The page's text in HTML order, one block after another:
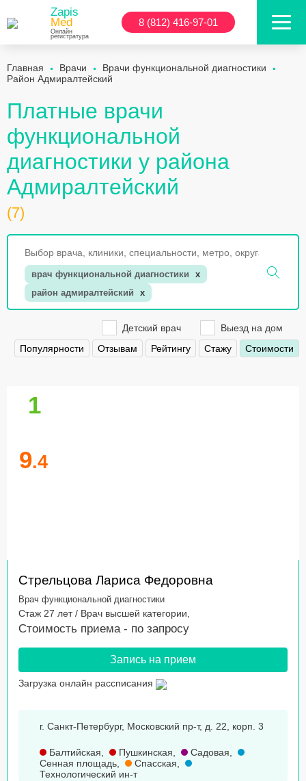
Zapis
Med
Онлайн
регистратура
8 (812) 416-97-01
Главная Врачи
Врачи функциональной диагностики
Район Адмиралтейский
Платные врачи
функциональной
диагностики у района
Адмиралтейский
(7)
врач функциональной диагностики
x
район адмиралтейский
x
Детский врач
Выезд на дом
Популярности
Отзывам Рейтингу Стажу Стоимости
1
9.4
Стрельцова Лариса Федоровна
Врач функциональной диагностики
Стаж 27 лет / Врач высшей категории,
Стоимость приема - по запросу
Запись на прием
Загрузка онлайн рассписания
г. Санкт-Петербург, Московский пр-т, д. 22, корп. 3
Балтийская, Пушкинская, Садовая,
Сенная площадь, Спасская,
Технологический ин-т